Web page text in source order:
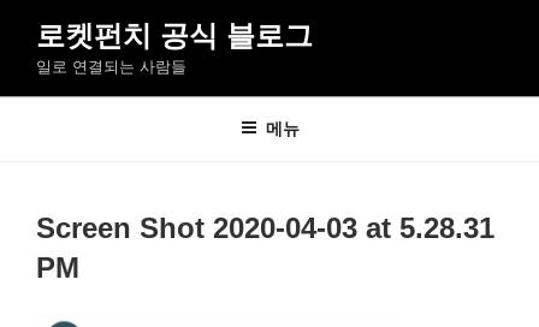
로
로켓펀치 공식 블로그
일로 연결되는 사람들
메뉴
Screen Shot 2020-04-03 at 5.28.31
PM